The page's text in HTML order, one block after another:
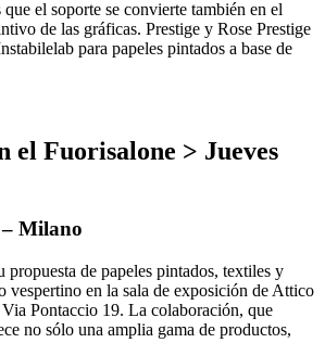
el soporte se convierte también en el
de las gráficas. Prestige y Rose Prestige
para papeles pintados a base de
el Fuorisalone > Jueves
Milano
propuesta de papeles pintados, textiles y
vespertino en la sala de exposición de Attico
Pontaccio 19. La colaboración, que
no sólo una amplia gama de productos,